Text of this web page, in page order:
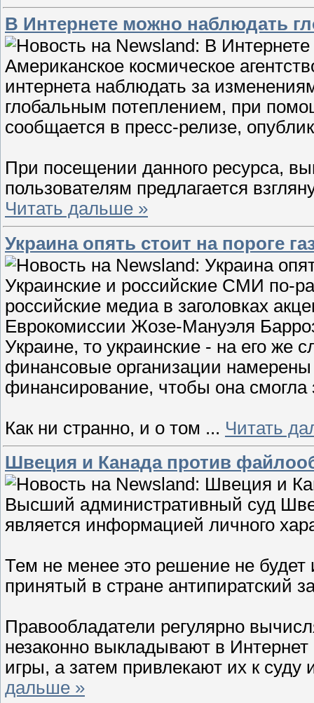
В Интернете можно наблюдать
Американское космическое
интернета наблюдать за
глобальным потеплением, при
сообщается в пресс-релизе,
При посещении данного ресурса,
пользователям предлагается
Читать дальше »
Украина опять стоит на пороге
Украинские и российские СМИ по-
российские медиа в заголовках
Еврокомиссии Жозе-Мануэля
Украине, то украинские - на его же
финансовые организации намерены
финансирование, чтобы она смогла
Как ни странно, и о том ... Читать
Швеция и Канада против
Высший административный суд
является информацией личного
Тем не менее это решение не будет
принятый в стране антипиратский
Правообладатели регулярно
незаконно выкладывают в
игры, а затем привлекают их к
дальше »